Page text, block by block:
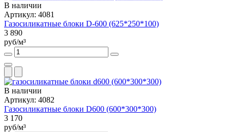
В наличии
Артикул: 4081
Газосиликатные блоки D-600 (625*250*100)
3 890
руб/м³
В наличии
Артикул: 4082
Газосиликатные блоки D600 (600*300*300)
3 170
руб/м³